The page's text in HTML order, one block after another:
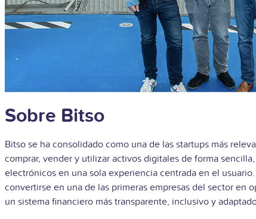
Sobre Bitso
Bitso se ha consolidado como una de las startups más
comprar, vender y utilizar activos digitales de forma
electrónicos en una sola experiencia centrada en el usuario.
convertirse en una de las primeras empresas del sector en
un sistema financiero más transparente, inclusivo y